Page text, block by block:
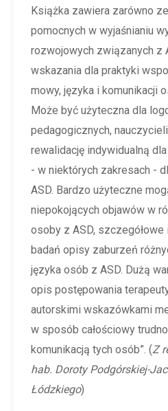
Książka zawiera zarówno
pomocnych w wyjaśnianiu
rozwojowych związanych z
wskazania dla praktyki
mowy, języka i komunikacji
Może być użyteczna dla
pedagogicznych,
rewalidację indywidualną
- w niektórych zakresach -
ASD. Bardzo użyteczne
niepokojących objawów w
osoby z ASD,
badań opisy zaburzeń
języka osób z ASD. Dużą
opis postępowania
autorskimi wskazówkami
w sposób całościowy
komunikacją tych osób”. (Z
hab. Doroty Podgórskiej-
Łódzkiego)